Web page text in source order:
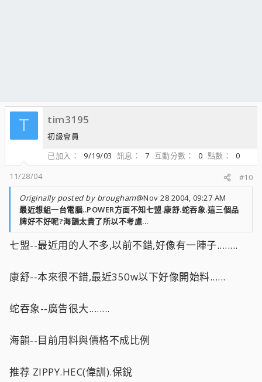
T tim3195
初級會員
已加入
9/19/03 訊息 7 互動分數 0 點數
0
11/28/04
#10
Originally posted by brougham@Nov 28 2004, 09:27 AM
最近想組一台電腦..POWER方面不知七盟.康舒.蛇吞象.這三個品
牌好不好呢?海韻太貴了所以不考慮...
七盟--最近用的人不多,以前不錯,好像有一陣子........
康舒--本來很不錯,最近350w以下好像開始料......
蛇吞象--廣告很大........
海韻--目前用料與價格不成比例
推荐 ZIPPY.HEC(偉訓).保銳